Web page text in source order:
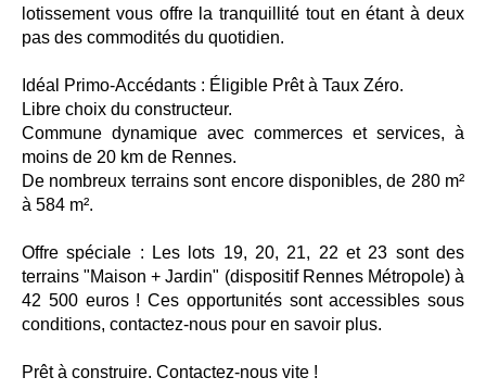
lotissement vous offre la tranquillité tout en étant à deux
pas des commodités du quotidien.
Idéal Primo-Accédants : Éligible Prêt à Taux Zéro.
Libre choix du constructeur.
Commune dynamique avec commerces et services, à
moins de 20 km de Rennes.
De nombreux terrains sont encore disponibles, de 280 m²
à 584 m².
Offre spéciale : Les lots 19, 20, 21, 22 et 23 sont des
terrains "Maison + Jardin" (dispositif Rennes Métropole) à
42 500 euros ! Ces opportunités sont accessibles sous
conditions, contactez-nous pour en savoir plus.
Prêt à construire. Contactez-nous vite !